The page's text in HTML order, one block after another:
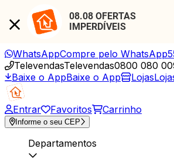
08.08 OFERTAS
IMPERDÍVEIS
WhatsAppCompre pelo WhatsApp
TelevendasTelevendas0800 080
Baixe o AppBaixe o App Lojas
Entrar Favoritos Carrinho
Informe o seu CEP
Departamentos